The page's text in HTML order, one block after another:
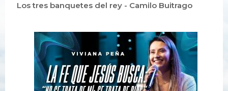
Los tres banquetes del rey - Camilo Buitrago